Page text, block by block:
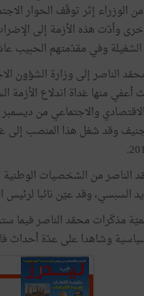
الوزراء إثر توقّف الحوار
الشغيلة وفي مقدّمتهم الحبيب
حيث أعفي منها غداة اندلاع
السبسي، وقد عيّن نائبا
مذكّرات محمّد الناصر فيما
وشاهدا على عدّة أحداث